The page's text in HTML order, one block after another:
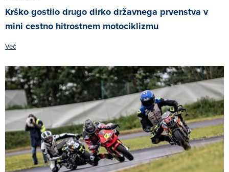
Krško gostilo drugo dirko državnega prvenstva v
mini cestno hitrostnem motociklizmu
Več